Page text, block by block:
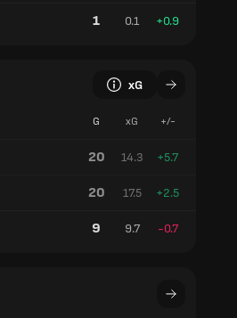
1 0.1 +0.9
xG
G xG +/-
20 14.3 +5.7
20 17.5 +2.5
9 9.7 -0.7